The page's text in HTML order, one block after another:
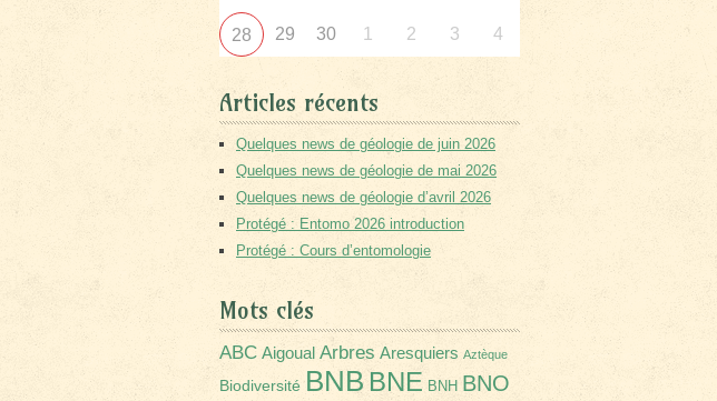
28 29 30 1 2 3 4
Articles récents
Quelques news de géologie de juin 2026
Quelques news de géologie de mai 2026
Quelques news de géologie d’avril 2026
Protégé : Entomo 2026 introduction
Protégé : Cours d’entomologie
Mots clés
ABC Aigoual Arbres Aresquiers Aztèque
Biodiversité BNB BNE BNH BNO